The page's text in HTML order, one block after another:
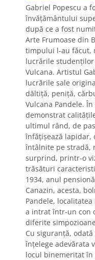
Gabriel Popescu a
învăţământului
după ce a fost
Arte Frumoase din
timpului l-au făcut,
lucrările
Vulcana. Artistul
lucrările sale
dăltiţă, peniţă,
Vulcana Pandele.
demonstrat
ultimul rând, de
înfăţişează lapidar,
întâlnite pe stradă,
surprind, printr-o
trăsături
1934, anul
Canazin, acesta,
Pandele,
a intrat într-un con
diferite
Cu siguranţă,
înţelege adevărata
locul binemeritat